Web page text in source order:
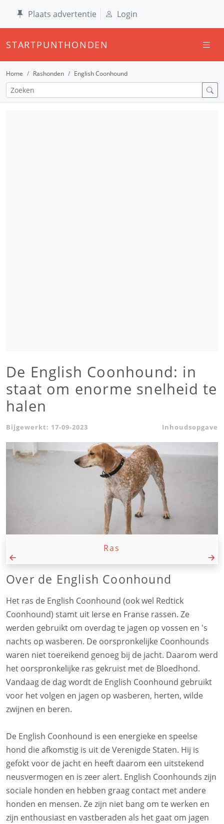
Plaats advertentie Login
STARTPUNTHONDEN
Home Rashonden English Coonhound
De English Coonhound: in
staat om enorme snelheid te
halen
Bijgewerkt: 17-09-2023 Inhoudsopgave
Ras
Over de English Coonhound
Het ras de English Coonhound (ook wel Redtick
Coonhound) stamt uit Ierse en Franse rassen. Ze
werden gebruikt om overdag te jagen op vossen en 's
nachts op wasberen. De oorspronkelijke Coonhounds
waren niet toereikend genoeg bij de jacht. Daarom werd
het oorspronkelijke ras gekruist met de Bloedhond.
Vandaag de dag wordt de English Coonhound gebruikt
voor het volgen en jagen op wasberen, herten, wilde
zwijnen en beren.
De English Coonhound is een energieke en speelse
hond die afkomstig is uit de Verenigde Staten. Hij is
gefokt voor de jacht en heeft daarom een uitstekend
neusvermogen en is zeer alert. English Coonhounds zijn
sociale honden en hebben graag contact met andere
honden en mensen. Ze zijn niet bang om te werken en
zijn enthousiast en vastberaden als het gaat om jagen